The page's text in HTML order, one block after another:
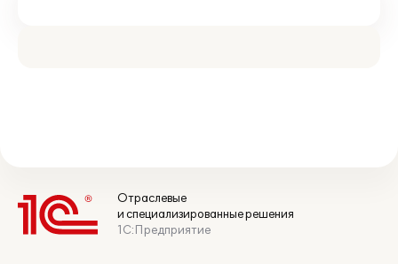
Отраслевые
и специализированные решения
1С:Предприятие